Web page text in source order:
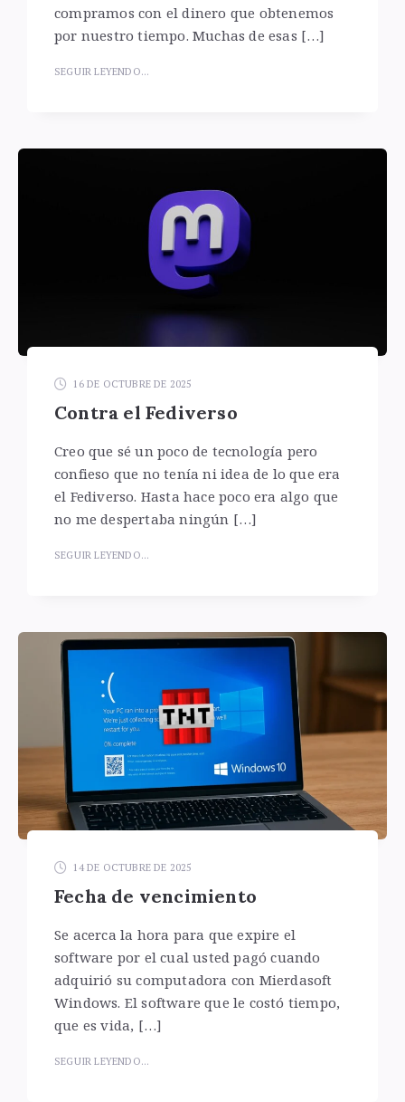
compramos con el dinero que obtenemos
por nuestro tiempo. Muchas de esas […]
SEGUIR LEYENDO...
16 DE OCTUBRE DE 2025
Contra el Fediverso
Creo que sé un poco de tecnología pero
confieso que no tenía ni idea de lo que era
el Fediverso. Hasta hace poco era algo que
no me despertaba ningún […]
SEGUIR LEYENDO...
14 DE OCTUBRE DE 2025
Fecha de vencimiento
Se acerca la hora para que expire el
software por el cual usted pagó cuando
adquirió su computadora con Mierdasoft
Windows. El software que le costó tiempo,
que es vida, […]
SEGUIR LEYENDO...